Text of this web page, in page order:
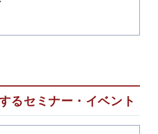
るセミナー・イベント